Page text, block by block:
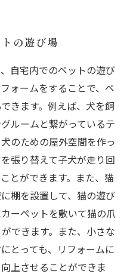
の遊び場
自宅内でのペットの遊び
ォームをすることで、ペ
きます。例えば、犬を飼
ルームと繋がっているテ
のための屋外空間を作っ
張り替えて子犬が走り回
とができます。また、猫
棚を設置して、猫の遊び
ーペットを敷いて猫の爪
できます。また、小さな
とっても、リフォームに
上させることができま